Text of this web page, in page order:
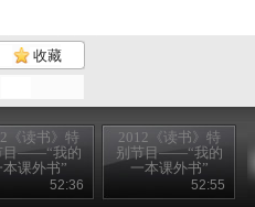
收藏
《读书》特
目——“我的
本课外书”
2012082252:36
2012《读书》特
别节目——“我的
一本课外书”
2012082152:55